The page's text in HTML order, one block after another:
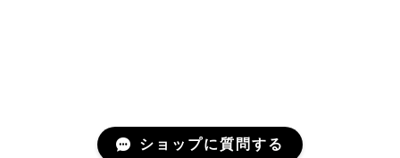
ショップに質問する